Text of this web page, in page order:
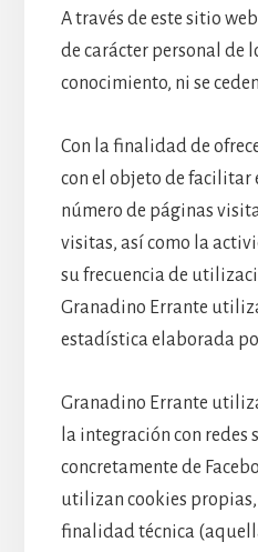
A través de este sitio
de carácter personal de
conocimiento, ni se
Con la finalidad de
con el objeto de facilitar
número de páginas
visitas, así como la
su frecuencia de
Granadino Errante
estadística elaborada
Granadino Errante
la integración con redes
concretamente de
utilizan cookies propias,
finalidad técnica